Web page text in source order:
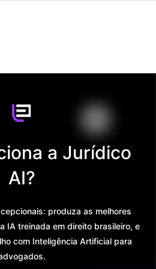
a Jurídico
AI?
produza as melhores
IA treinada em direito brasileiro, e
com Inteligência Artificial para